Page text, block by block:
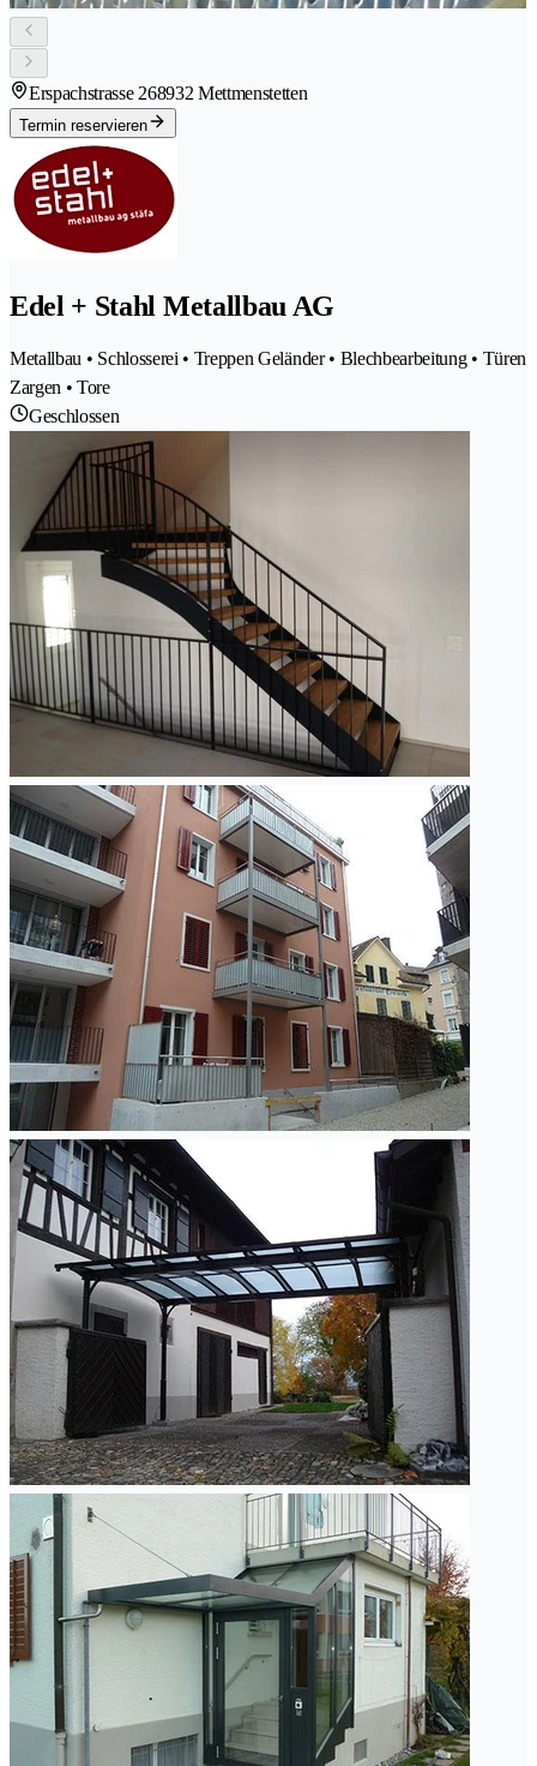
Erspachstrasse 268932 Mettmenstetten
Termin reservieren
Edel + Stahl Metallbau AG
Metallbau • Schlosserei • Treppen Geländer • Blechbearbeitung • Türen
Zargen • Tore
Geschlossen